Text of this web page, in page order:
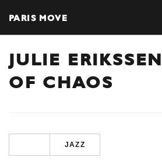
PARIS MOVE
JULIE
OF CHAOS
JAZZ